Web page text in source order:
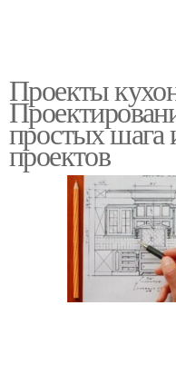
Проекты
простых шага
проектов